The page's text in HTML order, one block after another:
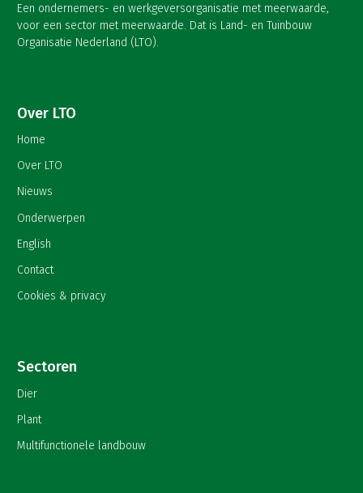
Een ondernemers- en werkgeversorganisatie met meerwaarde,
voor een sector met meerwaarde. Dat is Land- en Tuinbouw
Organisatie Nederland (LTO).
Over LTO
Home
Over LTO
Nieuws
Onderwerpen
English
Contact
Cookies & privacy
Sectoren
Dier
Plant
Multifunctionele landbouw